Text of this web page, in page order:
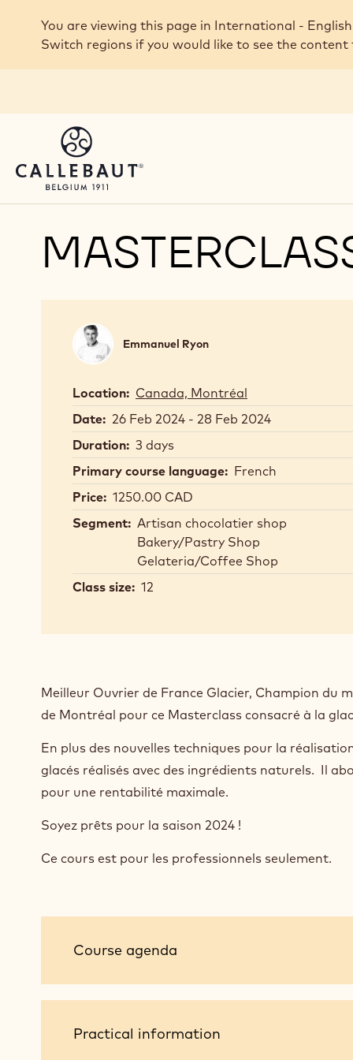
Skip to main content
You are viewing this page in International -
Switch regions if you would like to see the
Emmanuel
Ryon
Emmanuel Ryon
Location: Canada, Montréal
Date: 26 Feb 2024 - 28 Feb 2024
Duration: 3 days
Primary course language: French
Price: 1250.00 CAD
Segment: Artisan chocolatier shop
Bakery/Pastry Shop
Gelateria/Coffee Shop
Class size: 12
Meilleur Ouvrier de France Glacier, Champion du
de Montréal pour ce Masterclass consacré à la
En plus des nouvelles techniques pour la
glacés réalisés avec des ingrédients naturels. Il
pour une rentabilité maximale.
Soyez prêts pour la saison 2024 !
Ce cours est pour les professionnels seulement.
Course
Course agenda
Practical
Practical information